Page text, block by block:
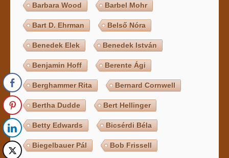
Barbara Wood Barbel Mohr
Bart D. Ehrman Belső Nóra
Benedek Elek Benedek István
Benjamin Hoff Berente Ági
Berghammer Rita Bernard Cornwell
Bertha Dudde Bert Hellinger
Betty Edwards Bicsérdi Béla
Biegelbauer Pál Bob Frissell